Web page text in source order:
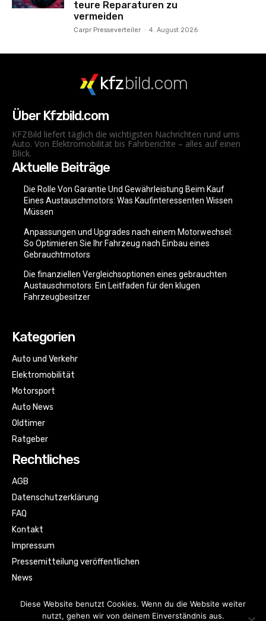
teure Reparaturen zu
vermeiden
Carpr Presseverteiler - 4. August 2026
kfzbild.com
Über Kfzbild.com
KFZBild liefert täglich die wichtigsten Nachrichten rund ums
Auto. Von Elektromobilität bis Fahrberichte – alles auf einen
Blick.
Aktuelle Beiträge
Die Rolle Von Garantie Und Gewährleistung Beim Kauf
Eines Austauschmotors: Was Kaufinteressenten Wissen
Müssen
Anpassungen und Upgrades nach einem Motorwechsel:
So Optimieren Sie Ihr Fahrzeug nach Einbau eines
Gebrauchtmotors
Die finanziellen Vergleichsoptionen eines gebrauchten
Austauschmotors: Ein Leitfaden für den klugen
Fahrzeugbesitzer
Kategorien
Auto und Verkehr
Elektromobilität
Motorsport
Auto News
Oldtimer
Ratgeber
Rechtliches
AGB
Datenschutzerklärung
FAQ
Kontakt
Impressum
Pressemitteilung veröffentlichen
News
Diese Website benutzt Cookies. Wenn du die Website weiter
nutzt, gehen wir von deinem Einverständnis aus.